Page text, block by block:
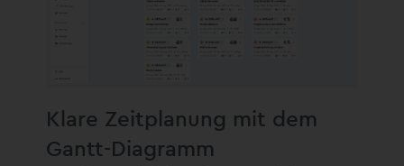
Klare Zeitplanung mit dem
Gantt-Diagramm